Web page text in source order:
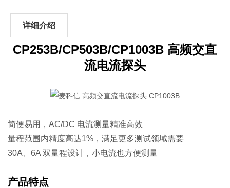
详细介绍
CP253B/CP503B/CP1003B 高频交直
流电流探头
简便易用，AC/DC 电流测量精准高效
量程范围内精度高达1%，满足更多测试领域需要
30A、6A 双量程设计，小电流也方便测量
产品特点